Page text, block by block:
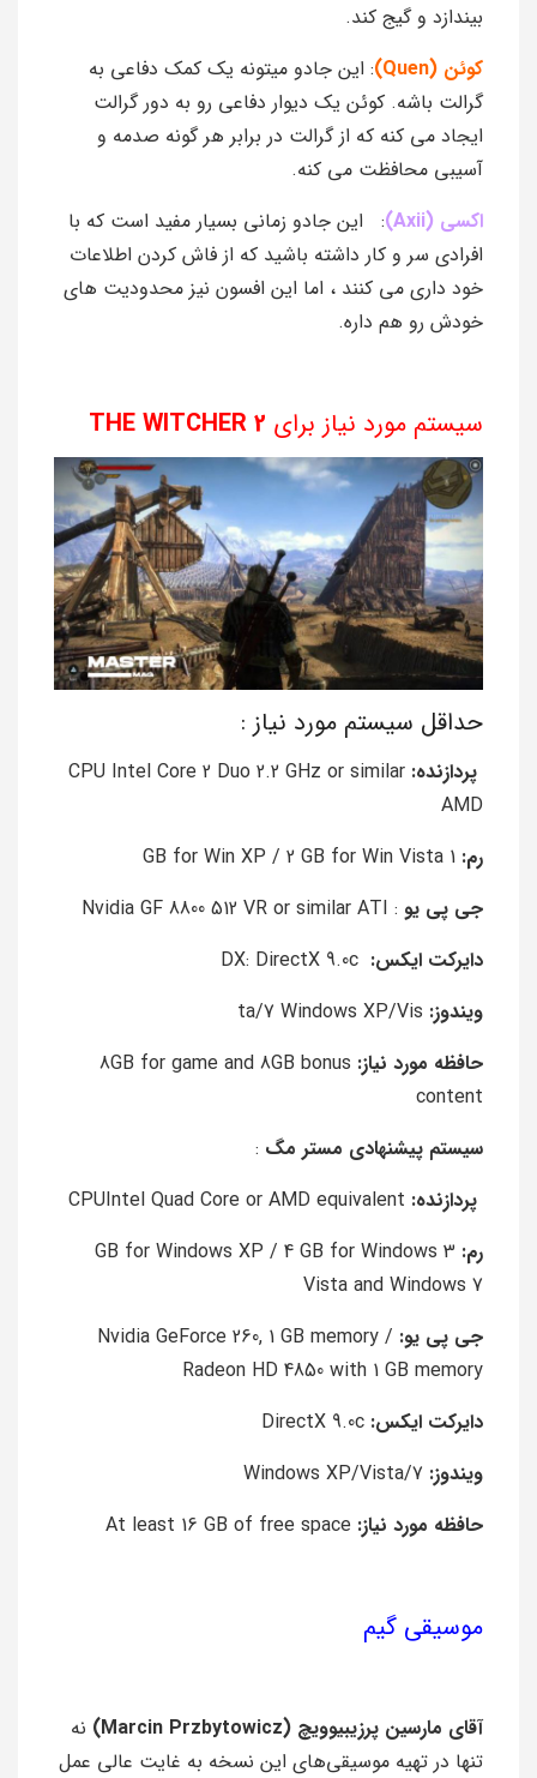
بیندازد و گیج کند.
کوئن (Quen)
: این جادو میتونه یک کمک دفاعی به
گرالت باشه. کوئن یک دیوار دفاعی رو به دور گرالت
ایجاد می کنه که از گرالت در برابر هر گونه صدمه و
آسیبی محافظت می کنه.
اکسی (Axii)
: این جادو زمانی بسیار مفید است که با
افرادی سر و کار داشته باشید که از فاش کردن اطلاعات
خود داری می‌ کنند ، اما این افسون نیز محدودیت های
خودش رو هم داره.
سیستم مورد نیاز برای THEWITCHER 2
حداقل سیستم مورد نیاز :
پردازنده: CPU Intel Core 2 Duo 2.2 GHz or similar
AMD
رم:
جی پی یو : Nvidia GF 8800 512 VR or similar ATI
دایرکت ایکس:
ویندوز:
حافظه مورد نیاز: 8GB for game and 8GB bonus
content
سیستم پیشنهادی مستر مگ :
پردازنده:
رم:
3 GB for Windows XP / 4 GB for Windows
Vista and Windows 7
جی پی یو: Nvidia GeForce 260, 1 GB memory /
Radeon HD 4850 with 1 GB memory
دایرکت ایکس:
ویندوز:
حافظه مورد نیاز:
موسیقی گیم
آقای مارسین پرزیبیوویچ (Marcin Przbytowicz)
نه
تنها در تهیه موسیقی‌های این نسخه به غایت عالی عمل